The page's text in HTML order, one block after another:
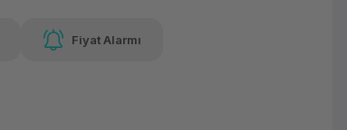
Fiyat Alarmı